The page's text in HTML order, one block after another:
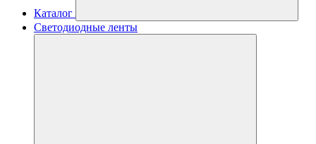
Каталог
Светодиодные ленты